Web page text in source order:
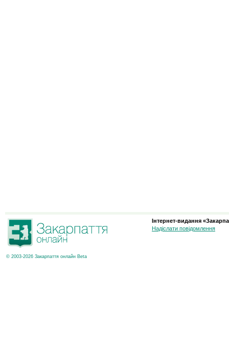
© 2003-2026 Закарпаття онлайн Beta
Інтернет-видання
Надіслати повідомлення